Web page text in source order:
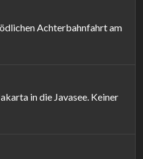
Achterbahnfahrt am
in die Javasee. Keiner